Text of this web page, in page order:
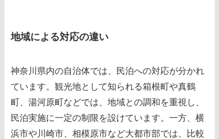
地域による対応の違い
神奈川県内の自治体では、民泊への対応が分かれ
ています。観光地として知られる箱根町や真鶴
町、湯河原町などでは、地域との調和を重視し、
民泊実施に一定の制限を設けています。一方、横
浜市や川崎市、相模原市など大都市部では、比較